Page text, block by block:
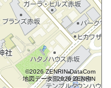
©2026 ZENRIN DataCom
地図データ©2026 ZENRIN